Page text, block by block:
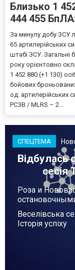
Близько 1
444 455
За минулу добу ЗСУ
65 артилерійських
штабі ЗСУ. Загальні
року орієнтовно
1 452 880 (+1 130)
бойових
од. артилерійських
РСЗВ / MLRS – 2...
СПЕЦТЕМА
Відбулась
сесія
Роза и
Веселівська
Історія успіху